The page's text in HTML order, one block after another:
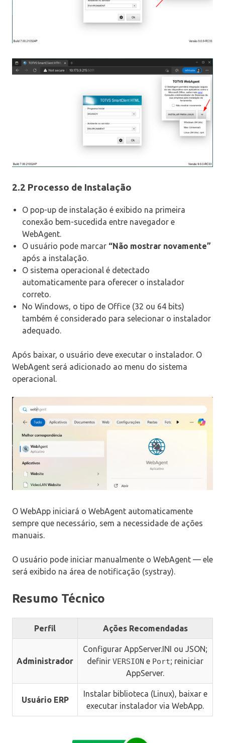
2.2 Processo de Instalação
O pop-up de instalação é exibido na primeira
conexão bem-sucedida entre navegador e
WebAgent.
O usuário pode marcar “Não mostrar novamente”
após a instalação.
O sistema operacional é detectado
automaticamente para oferecer o instalador
correto.
No Windows, o tipo de Office (32 ou 64 bits)
também é considerado para selecionar o instalador
adequado.
Após baixar, o usuário deve executar o instalador. O
WebAgent será adicionado ao menu do sistema
operacional.
O WebApp iniciará o WebAgent automaticamente
sempre que necessário, sem a necessidade de ações
manuais.
O usuário pode iniciar manualmente o WebAgent — ele
será exibido na área de notificação (systray).
Resumo Técnico
Perfil Ações Recomendadas
Administrador
Configurar AppServer.INI ou JSON;
definir VERSION e Port; reiniciar
AppServer.
Usuário ERP
Instalar biblioteca (Linux), baixar e
executar instalador via WebApp.